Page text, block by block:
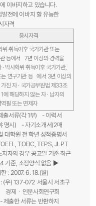
이바지하고 있습니다.
전에 이바지 할 유능한
자격
응시자격
위 취득이후 국가기관 또는
등에서 7년 이상의 경력을
· 박사학위 취득이후 국가기관,
는 연구기관 등 에서 3년 이상의
진 자 · 국가공무원법 제33조
에 해당하지 않는 자 · 남자의
필 또는 면제자
출서류(각 1부) - 이력서
명시) - 자기소개서(2매
학원 전 학년 성적증명서
TOEIC, TEPS, JLPT
자의 경우 공고일 기준 최근
기준, 소정양식 없음 ▶
: 2007. 6. 18.(월)
(우) 137-072 서울시 서초구
ㆍ인문사회연구회
출한 서류는 반환하지